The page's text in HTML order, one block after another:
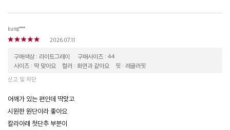
kung****
2026.07.11
구매색상 : 라이트그레이
구매사이즈 : 44
사이즈 : 딱 맞아요
컬러 : 화면과 같아요 핏 : 레귤러핏
신고 및 차단
어깨가 있는 편인데 딱맞고
시원한 원단이라 좋아요
칼라아래 첫단추 부분이